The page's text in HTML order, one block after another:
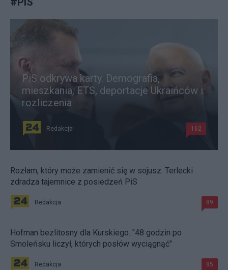
PiS odkrywa karty. Demografia,
mieszkania, ETS, deportacje Ukraińców i
rozliczenia
Redakcja 162
Rozłam, który może zamienić się w sojusz. Terlecki
zdradza tajemnice z posiedzeń PiS
Redakcja 89
Hofman bezlitosny dla Kurskiego. "48 godzin po
Smoleńsku liczył, których posłów wyciągnąć"
Redakcja 85